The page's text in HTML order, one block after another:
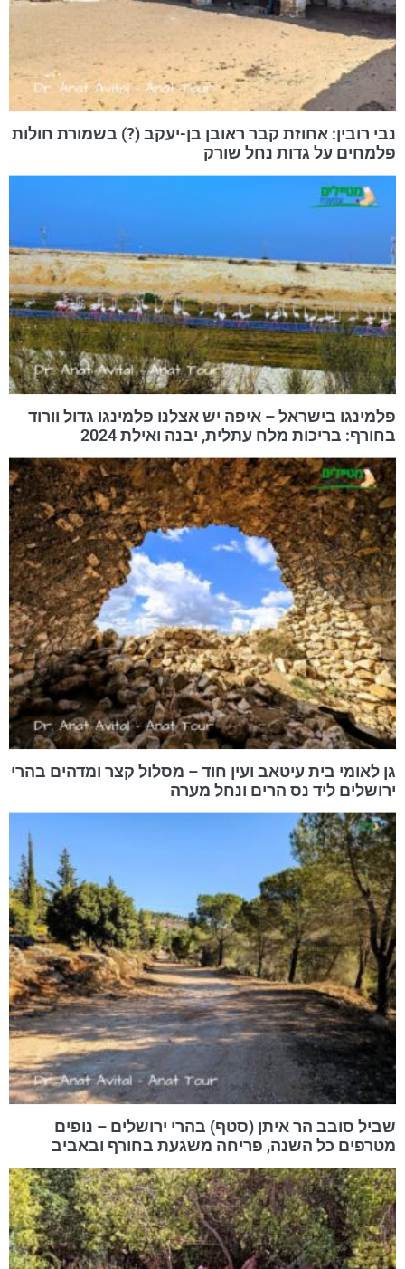
נבי רובין: אחוזת קבר ראובן בן-יעקב (?) בשמורת חולות
פלמחים על גדות נחל שורק
פלמינגו בישראל – איפה יש אצלנו פלמינגו גדול וורוד
בחורף: בריכות מלח עתלית, יבנה ואילת 2024
גן לאומי בית עיטאב ועין חוד – מסלול קצר ומדהים בהרי
ירושלים ליד נס הרים ונחל מערה
שביל סובב הר איתן (סטף) בהרי ירושלים – נופים
מטרפים כל השנה, פריחה משגעת בחורף ובאביב